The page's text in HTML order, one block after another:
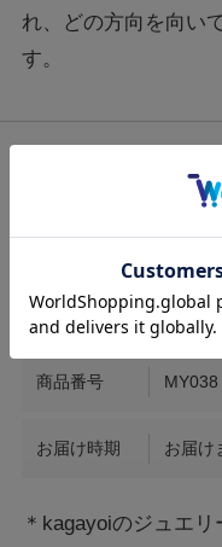
れ、どの方向を向い
す。
K18 /
商品番号 MY038
お届け時期 お届け
＊kagayoiのジュエ